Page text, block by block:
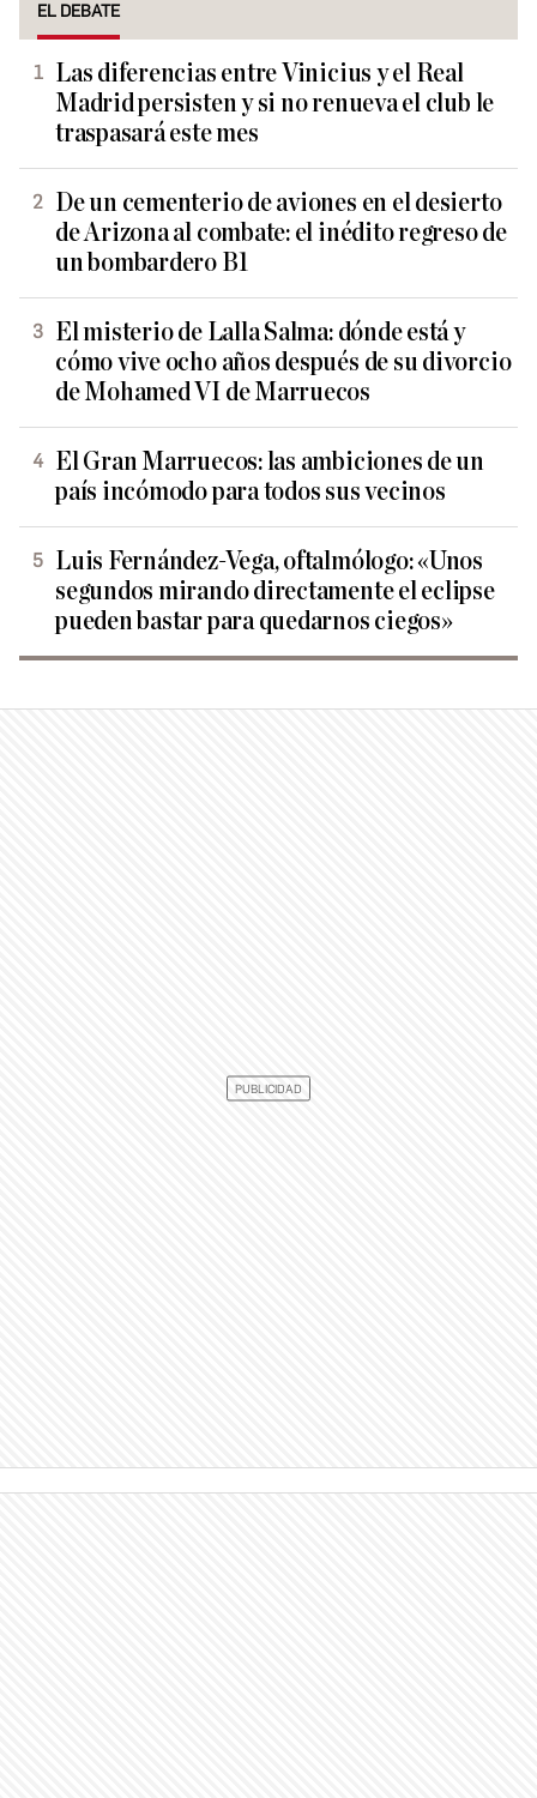
EL DEBATE
Las diferencias entre Vinicius y el Real
Madrid persisten y si no renueva el club le
traspasará este mes
De un cementerio de aviones en el desierto
de Arizona al combate: el inédito regreso de
un bombardero B1
El misterio de Lalla Salma: dónde está y
cómo vive ocho años después de su divorcio
de Mohamed VI de Marruecos
El Gran Marruecos: las ambiciones de un
país incómodo para todos sus vecinos
Luis Fernández-Vega, oftalmólogo: «Unos
segundos mirando directamente el eclipse
pueden bastar para quedarnos ciegos»